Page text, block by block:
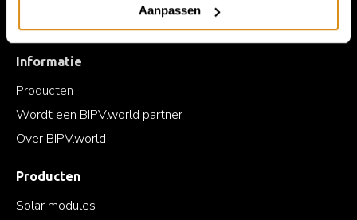
Aanpassen
met ons op
Informatie
Producten
Wordt een BIPV.world partner
Over BIPV.world
Producten
Solar modules